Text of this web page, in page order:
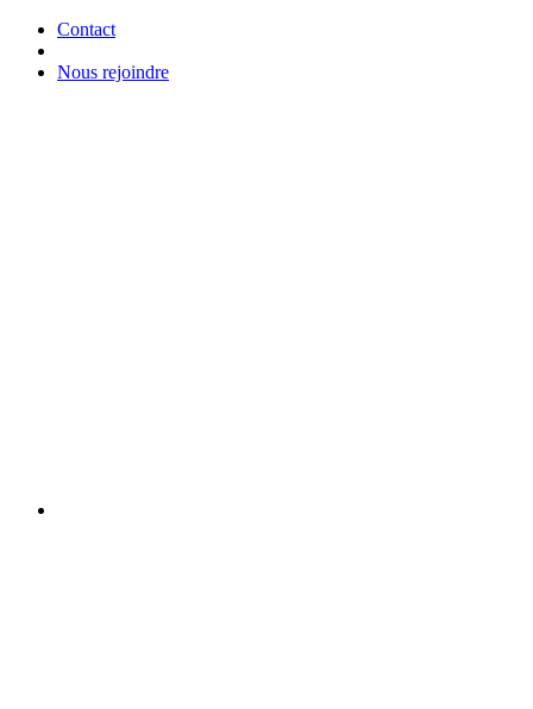
Contact
Nous rejoindre